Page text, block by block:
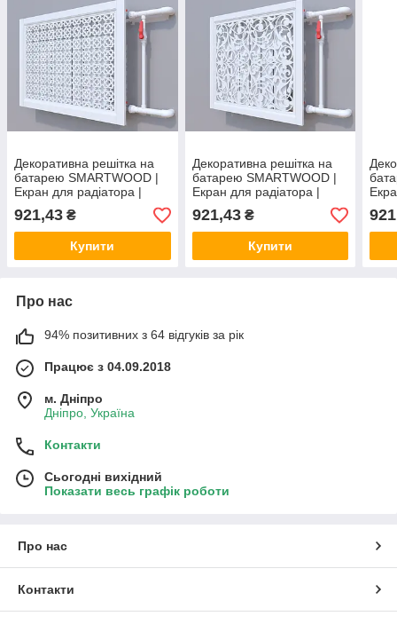
Декоративна решітка на
батарею SMARTWOOD |
Екран для радіатора |
Накладка на батарею
600*600
921,43 ₴
Купити
Декоративна решітка на
батарею SMARTWOOD |
Екран для радіатора |
Накладка на батарею
600*600
921,43₴
Купити
Про нас
94% позитивних з 64 відгуків за рік
Працює з 04.09.2018
м. Дніпро
Дніпро, Україна
Контакти
Сьогодні вихідний
Показати весь графік роботи
Про нас
Контакти